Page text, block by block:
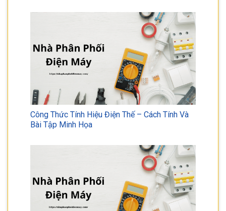
Công Thức Tính Hiệu Điện Thế – Cách Tính Và
Bài Tập Minh Họa